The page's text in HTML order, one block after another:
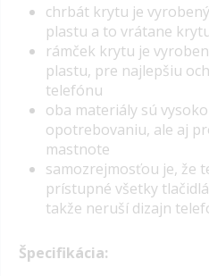
chrbát krytu je
plastu a to vrátane
rámček krytu je
plastu, pre najlepšiu
telefónu
oba materiály sú
opotrebovaniu, ale aj
mastnote
samozrejmosťou je, že
prístupné všetky
takže neruší dizajn
Špecifikácia: